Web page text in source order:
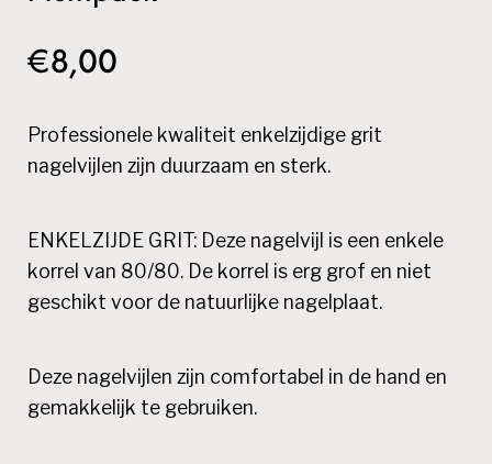
€8,00
Professionele kwaliteit enkelzijdige grit
nagelvijlen zijn duurzaam en sterk.
ENKELZIJDE GRIT: Deze nagelvijl is een enkele
korrel van 80/80. De korrel is erg grof en niet
geschikt voor de natuurlijke nagelplaat.
Deze nagelvijlen zijn comfortabel in de hand en
gemakkelijk te gebruiken.